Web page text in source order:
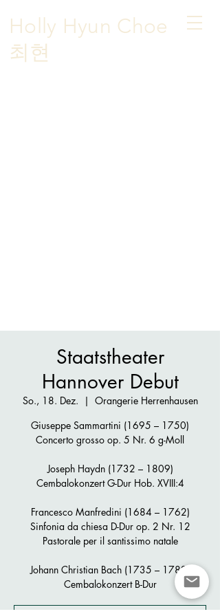
Holly Hyun Choe
​최현
Staatstheater
Hannover Debut
So., 18. Dez.
  |
Orangerie Herrenhausen
Giuseppe Sammartini (1695 – 1750)
Concerto grosso op. 5 Nr. 6 g-Moll
Joseph Haydn (1732 – 1809)
Cembalokonzert G-Dur Hob. XVIII:4
Francesco Manfredini (1684 – 1762)
Sinfonia da chiesa D-Dur op. 2 Nr. 12
Pastorale per il santissimo natale
Johann Christian Bach (1735 – 1782)
Cembalokonzert B-Dur